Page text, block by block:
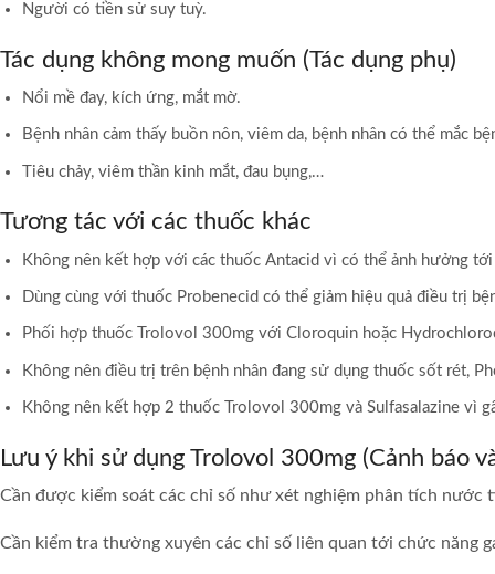
Người có tiền sử suy tuỳ.
Tác dụng không mong muốn (Tác dụng phụ)
Nổi mề đay, kích ứng, mắt mờ.
Bệnh nhân cảm thấy buồn nôn, viêm da, bệnh nhân có thể mắc
Tiêu chảy, viêm thần kinh mắt, đau bụng,…
Tương tác với các thuốc khác
Không nên kết hợp với các thuốc Antacid vì có thể ảnh hưởng
Dùng cùng với thuốc Probenecid có thể giảm hiệu quả điều trị
Phối hợp thuốc Trolovol 300mg với Cloroquin hoặc
Không nên điều trị trên bệnh nhân đang sử dụng thuốc sốt rét,
Không nên kết hợp 2 thuốc Trolovol 300mg và Sulfasalazine vì
Lưu ý khi sử dụng Trolovol 300mg (Cảnh báo
Cần được kiểm soát các chỉ số như xét nghiệm phân tích
Cần kiểm tra thường xuyên các chỉ số liên quan tới chức năng